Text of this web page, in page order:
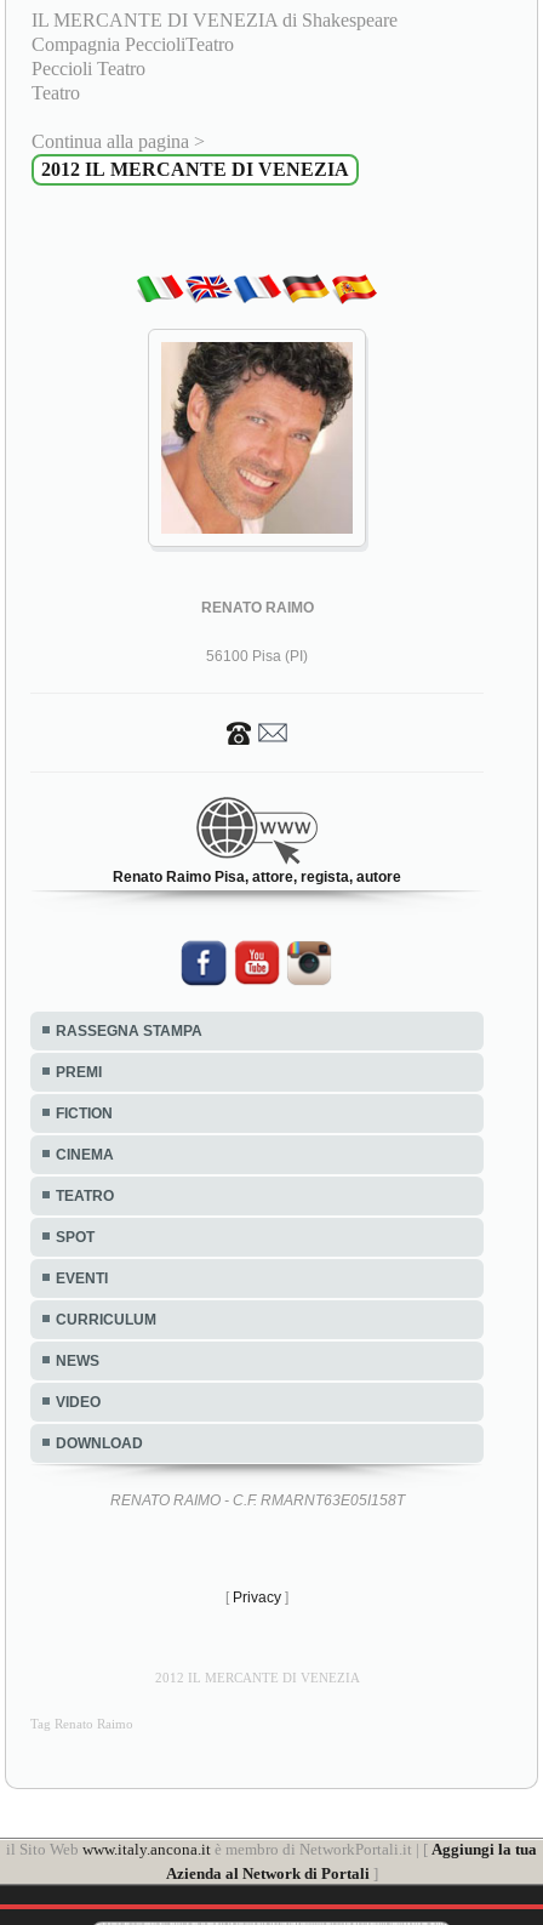
IL MERCANTE DI VENEZIA di Shakespeare
Compagnia PeccioliTeatro
Peccioli Teatro
Teatro
Continua alla pagina >
2012 IL MERCANTE DI VENEZIA
RENATO RAIMO
56100 Pisa (PI)
Renato Raimo Pisa, attore, regista, autore
RASSEGNA STAMPA
PREMI
FICTION
CINEMA
TEATRO
SPOT
EVENTI
CURRICULUM
NEWS
VIDEO
DOWNLOAD
RENATO RAIMO - C.F. RMARNT63E05I158T
[ Privacy ]
2012 IL MERCANTE DI VENEZIA
Tag Renato Raimo
il Sito Web www.italy.ancona.it è membro di NetworkPortali.it | [ Aggiungi la tua
Azienda al Network di Portali]